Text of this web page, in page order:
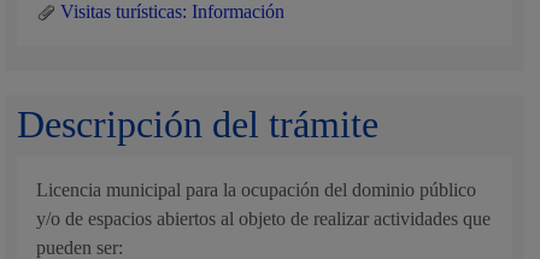
Visitas turísticas: Información
Descripción del trámite
Licencia municipal para la ocupación del dominio público
y/o de espacios abiertos al objeto de realizar actividades que
pueden ser: